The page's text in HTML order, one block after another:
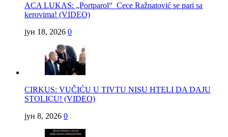
ACA LUKAS: „Portparol“ Cece Ražnatović se pari sa
kerovima! (VIDEO)
јун 18, 2026 0
CIRKUS: VUČIĆU U TIVTU NISU HTELI DA DAJU
STOLICU! (VIDEO)
јун 8, 2026 0